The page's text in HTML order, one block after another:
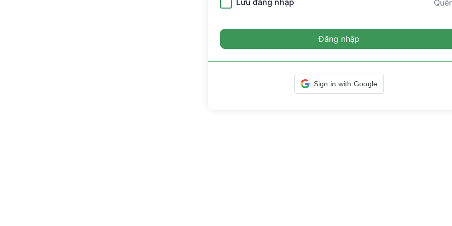
Lưu đăng nhập
Đăng nhập
Sign in with Google